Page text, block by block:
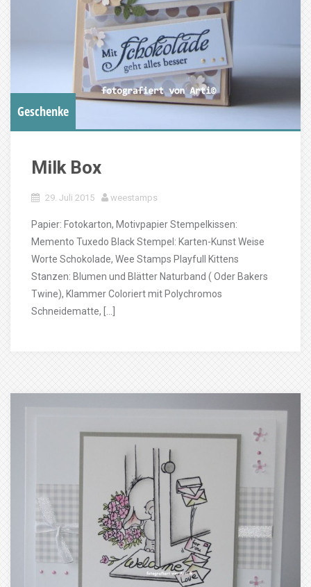
Geschenke
Milk Box
29. Juli 2015 weestamps
Papier: Fotokarton, Motivpapier Stempelkissen:
Memento Tuxedo Black Stempel: Karten-Kunst Weise
Worte Schokolade, Wee Stamps Playfull Kittens
Stanzen: Blumen und Blätter Naturband ( Oder Bakers
Twine), Klammer Coloriert mit Polychromos
Schneidematte, […]